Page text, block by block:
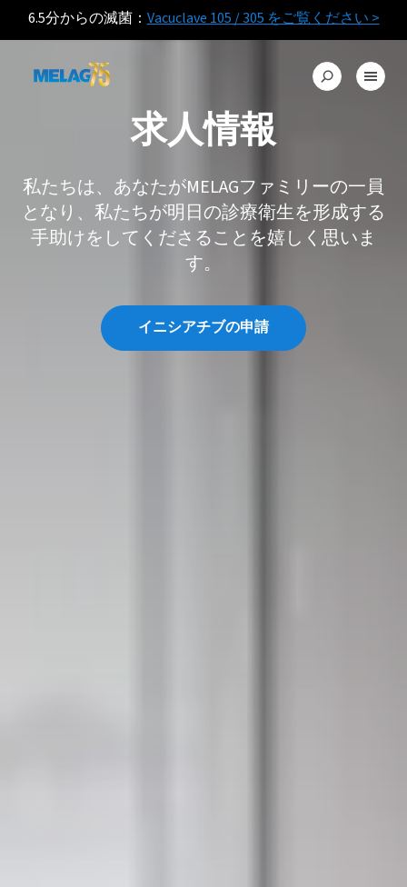
6.5分からの滅菌： Vacuclave 105 / 305 をご覧ください >
求人情報
私たちは、あなたがMELAGファミリーの一員
となり、私たちが明日の診療衛生を形成する
手助けをしてくださることを嬉しく思いま
す。
イニシアチブの申請